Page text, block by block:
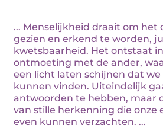
... Menselijkheid draait om het
gezien en erkend te worden,
kwetsbaarheid. Het ontstaat
ontmoeting met de ander,
een licht laten schijnen dat we
kunnen vinden. Uiteindelijk
antwoorden te hebben, maar
van stille herkenning die onze
even kunnen verzachten. ...